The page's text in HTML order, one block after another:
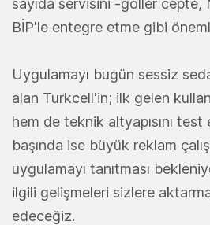
sayıda servisini -goller
BİP'le entegre etme gibi
Uygulamayı bugün sessiz
alan Turkcell'in; ilk gelen
hem de teknik altyapısını
başında ise büyük reklam
uygulamayı tanıtması
ilgili gelişmeleri sizlere
edeceğiz.